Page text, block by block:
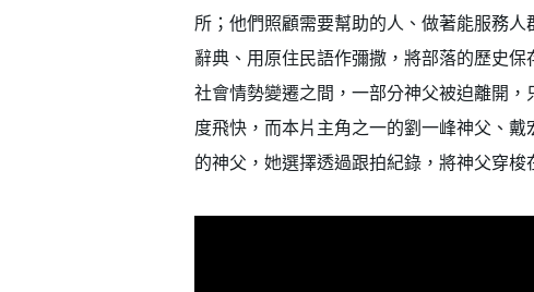
所；他們照顧需要幫助的人、做著能服務
辭典、用原住民語作彌撒，將部落的歷史
社會情勢變遷之間，一部分神父被迫離開
度飛快，而本片主角之一的劉一峰神父、
的神父，她選擇透過跟拍紀錄，將神父穿